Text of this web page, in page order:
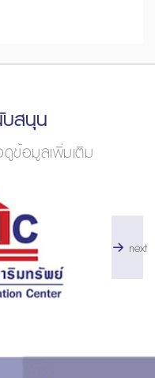
สนุน
ข้อมูลเพิ่มเติม
next